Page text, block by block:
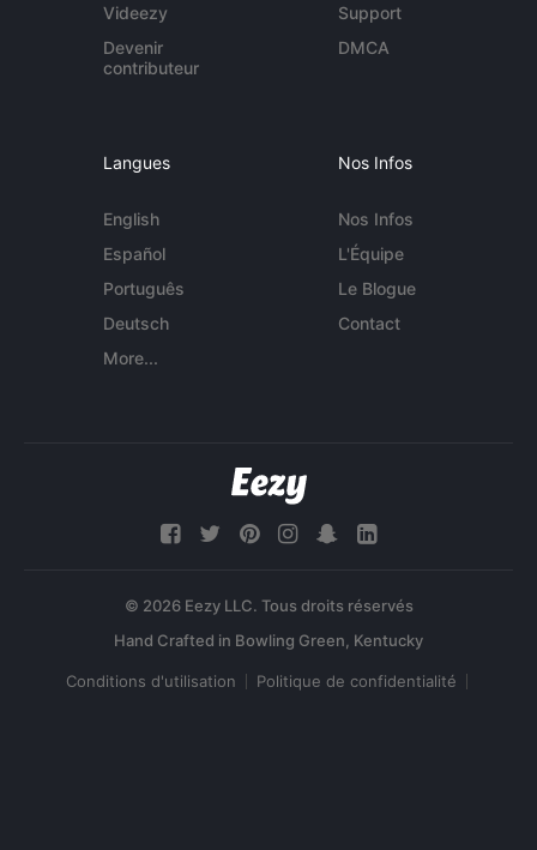
Videezy
Devenir
contributeur
Support
DMCA
Langues
English
Español
Português
Deutsch
More...
Nos Infos
Nos Infos
L'Équipe
Le Blogue
Contact
© 2026 Eezy LLC. Tous droits réservés
Conditions d'utilisation Politique de confidentialité